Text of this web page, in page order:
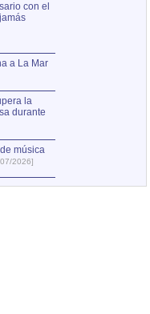
con el
a La Mar
la
durante
música
2026]